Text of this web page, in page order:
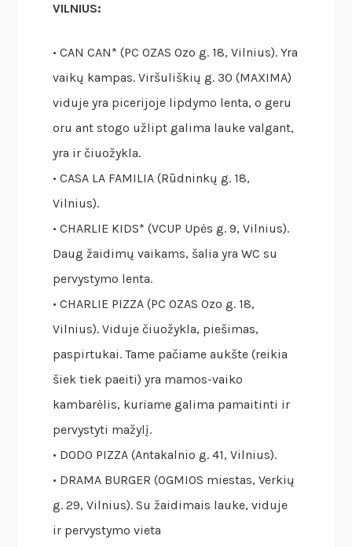
VILNIUS:
• CAN CAN* (PC OZAS Ozo g. 18, Vilnius). Yra
vaikų kampas. Viršuliškių g. 30 (MAXIMA)
viduje yra picerijoje lipdymo lenta, o geru
oru ant stogo užlipt galima lauke valgant,
yra ir čiuožykla.
• CASA LA FAMILIA (Rūdninkų g. 18,
Vilnius).
• CHARLIE KIDS* (VCUP Upės g. 9, Vilnius).
Daug žaidimų vaikams, šalia yra WC su
pervystymo lenta.
• CHARLIE PIZZA (PC OZAS Ozo g. 18,
Vilnius). Viduje čiuožykla, piešimas,
paspirtukai. Tame pačiame aukšte (reikia
šiek tiek paeiti) yra mamos-vaiko
kambarėlis, kuriame galima pamaitinti ir
pervystyti mažylį.
• DODO PIZZA (Antakalnio g. 41, Vilnius).
• DRAMA BURGER (OGMIOS miestas, Verkių
g. 29, Vilnius). Su žaidimais lauke, viduje
ir pervystymo vieta